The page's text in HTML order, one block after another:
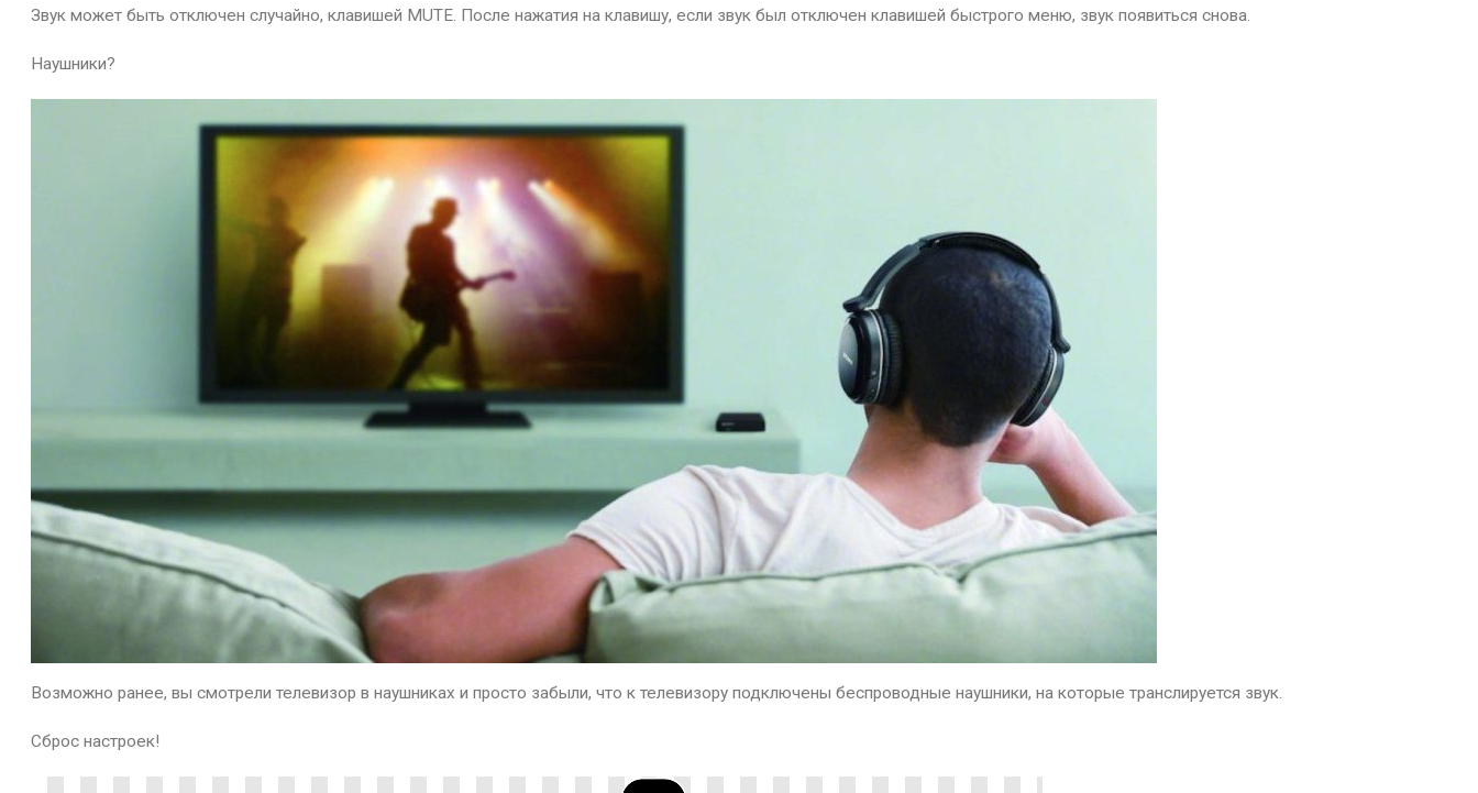
Звук может быть отключен случайно, клавишей MUTE. После нажатия на клавишу, если звук был отключен клавишей быстрого меню, звук появиться снова.
Наушники?
Возможно ранее, вы смотрели телевизор в наушниках и просто забыли, что к телевизору подключены беспроводные наушники, на которые транслируется звук.
Сброс настроек!